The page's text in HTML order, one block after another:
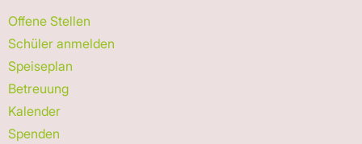
Offene Stellen
Schüler anmelden
Speiseplan
Betreuung
Kalender
Spenden